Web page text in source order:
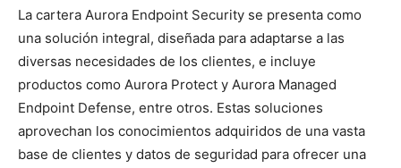
La cartera Aurora Endpoint Security se presenta como
una solución integral, diseñada para adaptarse a las
diversas necesidades de los clientes, e incluye
productos como Aurora Protect y Aurora Managed
Endpoint Defense, entre otros. Estas soluciones
aprovechan los conocimientos adquiridos de una vasta
base de clientes y datos de seguridad para ofrecer una